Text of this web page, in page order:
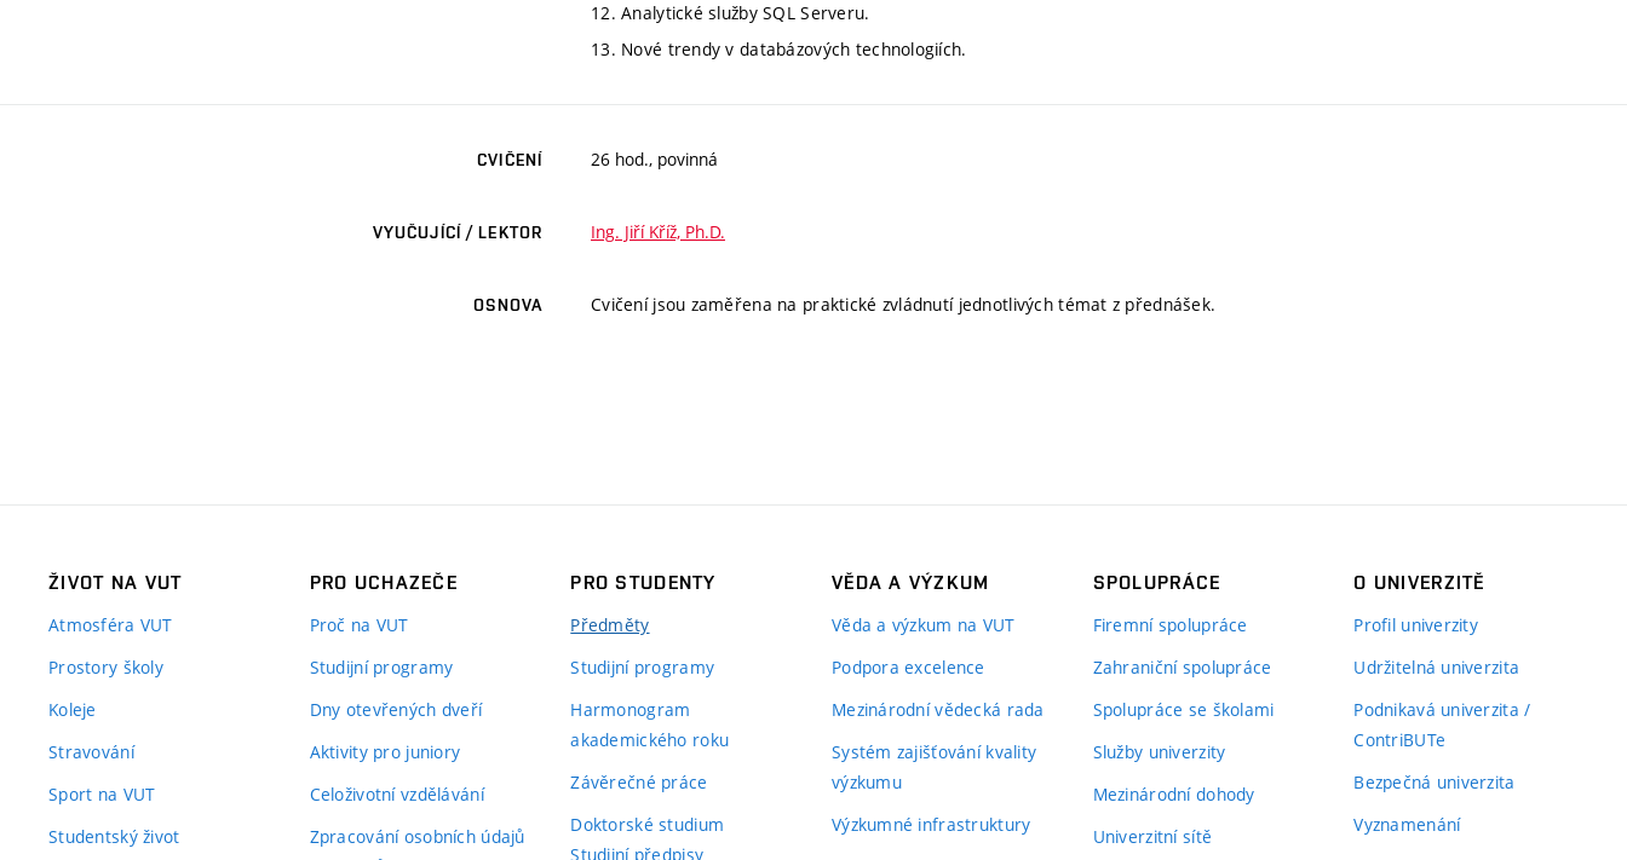
12. Analytické služby SQL Serveru.
13. Nové trendy v databázových technologiích.
CVIČENÍ 26 hod., povinná
VYUČUJÍCÍ / LEKTOR Ing. Jiří Kříž, Ph.D.
OSNOVA Cvičení jsou zaměřena na praktické zvládnutí jednotlivých témat z přednášek.
ŽIVOT NA VUT
Atmosféra VUT
Prostory školy
Koleje
Stravování
Sport na VUT
Studentský život
PRO UCHAZEČE
Proč na VUT
Studijní programy
Dny otevřených dveří
Aktivity pro juniory
Celoživotní vzdělávání
Zpracování osobních údajů
PRO STUDENTY
Předměty
Studijní programy
Harmonogram
akademického roku
Závěrečné práce
Doktorské studium
Studijní předpisy
VĚDA A VÝZKUM
Věda a výzkum na VUT
Podpora excelence
Mezinárodní vědecká rada
Systém zajišťování kvality
výzkumu
Výzkumné infrastruktury
SPOLUPRÁCE
Firemní spolupráce
Zahraniční spolupráce
Spolupráce se školami
Služby univerzity
Mezinárodní dohody
Univerzitní sítě
O UNIVERZITĚ
Profil univerzity
Udržitelná univerzita
Podnikavá univerzita /
ContriBUTe
Bezpečná univerzita
Vyznamenání